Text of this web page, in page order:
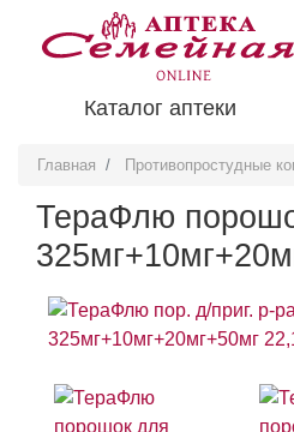
содержаниюКаталог аптеки
Главная Противопростудные
ТераФлю